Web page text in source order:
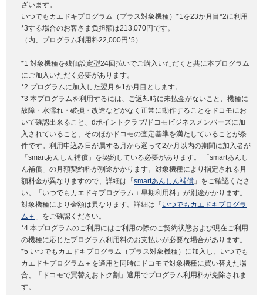
ざいます。
いつでもカエドキプログラム（プラス対象機種）*1を23か月目*2に利用
*3する場合のお客さま負担額は213,070円です。
（内、プログラム利用料22,000円*5）
*1 対象機種を残価設定型24回払いでご購入いただくと共に本プログラム
にご加入いただく必要があります。
*2 プログラムに加入した翌月を1か月目とします。
*3 本プログラムを利用するには、ご返却時に未払金がないこと、機種に
故障・水濡れ・破損・改造などがなく正常に動作することをドコモにお
いて確認出来ること、dポイントクラブ/ドコモビジネスメンバーズに加
入されていること、そのほかドコモの査定基準を満たしていることが条
件です。利用申込み日が属する月から遡って2か月以内の期間に加入者が
「smartあんしん補償」を契約している必要があります。 「smartあんし
ん補償」の月額契約料が別途かかります。対象機種により指定される月
額料金が異なりますので、詳細は「smartあんしん補償 」をご確認くださ
い。「いつでもカエドキプログラム＋早期利用料」が別途かかります。
対象機種により金額は異なります。詳細は「いつでもカエドキプログラ
ム＋ 」をご確認ください。
*4 本プログラムのご利用にはご利用の際のご契約状態および現在ご利用
の機種に応じたプログラム利用料のお支払いが必要な場合があります。
*5 いつでもカエドキプログラム（プラス対象機種）に加入し、いつでも
カエドキプログラム＋を適用と同時にドコモで対象機種に買い替えた場
合、「ドコモで買替えおトク割」適用でプログラム利用料が免除されま
す。